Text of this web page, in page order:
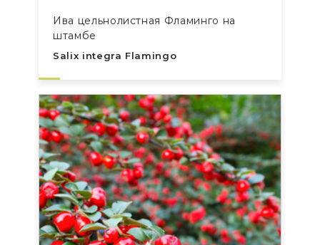
Ива цельнолистная Фламинго на
штамбе
Salix integra Flamingo